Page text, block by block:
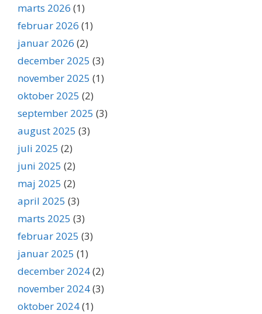
marts 2026 (1)
februar 2026 (1)
januar 2026 (2)
december 2025 (3)
november 2025 (1)
oktober 2025 (2)
september 2025 (3)
august 2025 (3)
juli 2025 (2)
juni 2025 (2)
maj 2025 (2)
april 2025 (3)
marts 2025 (3)
februar 2025 (3)
januar 2025 (1)
december 2024(2)
november 2024(3)
oktober 2024(1)